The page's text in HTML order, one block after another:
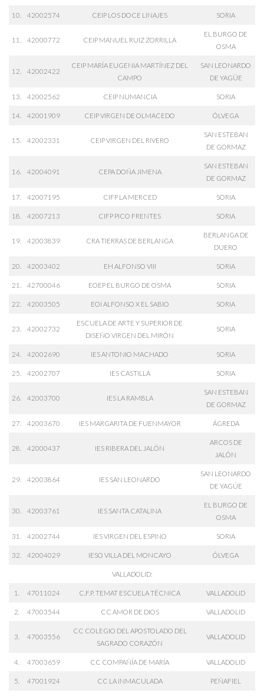
10. 42002574 CEIP LOS DOCE LINAJES SORIA
11. 42000772 CEIP MANUEL RUIZ ZORRILLA
EL BURGO DE
OSMA
12. 42002422
CEIP MARÍA EUGENIA MARTÍNEZ DEL
CAMPO
SAN LEONARDO
DE YAGÜE
13. 42002562 CEIP NUMANCIA SORIA
14. 42001909 CEIP VIRGEN DE OLMACEDO ÓLVEGA
15. 42002331 CEIP VIRGEN DEL RIVERO
SAN ESTEBAN
DE GORMAZ
16. 42004091 CEPA DOÑA JIMENA
SAN ESTEBAN
DE GORMAZ
17. 42007195 CIFP LA MERCED SORIA
18. 42007213 CIFP PICO FRENTES SORIA
19. 42003839 CRA TIERRAS DE BERLANGA
BERLANGA DE
DUERO
20. 42003402 EH ALFONSO VIII SORIA
21. 42700046 EOEP EL BURGO DE OSMA SORIA
22. 42003505 EOI ALFONSO X EL SABIO SORIA
23. 42002732
ESCUELA DE ARTE Y SUPERIOR DE
DISEÑO VIRGEN DEL MIRÓN
SORIA
24. 42002690 IES ANTONIO MACHADO SORIA
25. 42002707 IES CASTILLA SORIA
26. 42003700 IES LA RAMBLA
SAN ESTEBAN
DE GORMAZ
27. 42003670 IES MARGARITA DE FUENMAYOR ÁGREDA
28. 42000437 IES RIBERA DEL JALÓN
ARCOS DE
JALÓN
29. 42003864 IES SAN LEONARDO
SAN LEONARDO
DE YAGÚE
30. 42003761 IES SANTA CATALINA
EL BURGO DE
OSMA
31. 42002744 IES VIRGEN DEL ESPINO SORIA
32. 42004029 IESO VILLA DEL MONCAYO ÓLVEGA
VALLADOLID:
1. 47011024 C.F.P. TEMAT ESCUELA TÉCNICA VALLADOLID
2. 47003544 CC AMOR DE DIOS VALLADOLID
3. 47003556
CC COLEGIO DEL APOSTOLADO DEL
SAGRADO CORAZÓN
VALLADOLID
4. 47003659 CC COMPAÑÍA DE MARÍA VALLADOLID
5. 47001924 CC LA INMACULADA PEÑAFIEL